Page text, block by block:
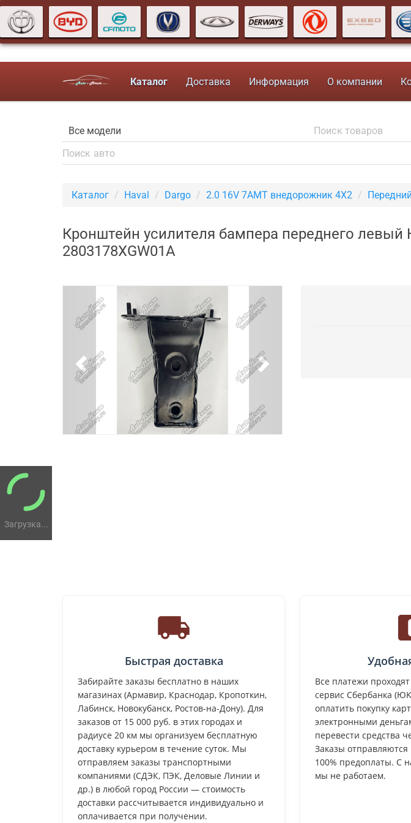
Загрузка...
Каталог Доставка Информация О компании
Каталог Haval Dargo 2.0 16V 7AMT внедорожник 4X2
Кронштейн усилителя бампера переднего левый
2803178XGW01A
Previous
Быстрая доставка
Забирайте заказы бесплатно в наших
магазинах (Армавир, Краснодар, Кропоткин,
Лабинск, Новокубанск, Ростов-на-Дону). Для
заказов от 15 000 руб. в этих городах и
радиусе 20 км мы организуем бесплатную
доставку курьером в течение суток. Мы
отправляем заказы транспортными
компаниями (СДЭК, ПЭК, Деловые Линии и
др.) в любой город России — стоимость
доставки рассчитывается индивидуально и
оплачивается при получении.
Все платежи
сервис Сбербанка
оплатить покупку
электронными
перевести средства
Заказы отправляются
100% предоплаты. С
мы не работаем.